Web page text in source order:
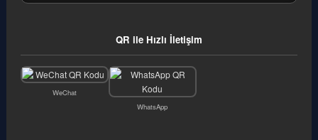
QR ile Hızlı İletişim
WeChat
WhatsApp